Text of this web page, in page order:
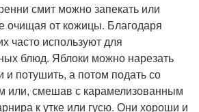
смит можно запекать или
очищая от кожицы. Благодаря
часто используют для
блюд. Яблоки можно нарезать
и потушить, а потом подать со
или, смешав с карамелизованным
к утке или гусю. Они хороши и